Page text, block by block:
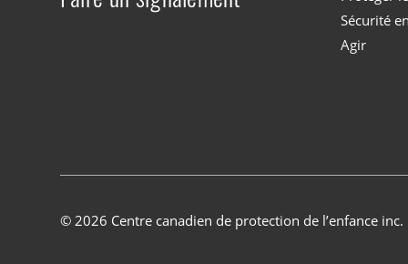
Sécurité
Agir
© 2026 Centre canadien de protection de l’enfance inc.